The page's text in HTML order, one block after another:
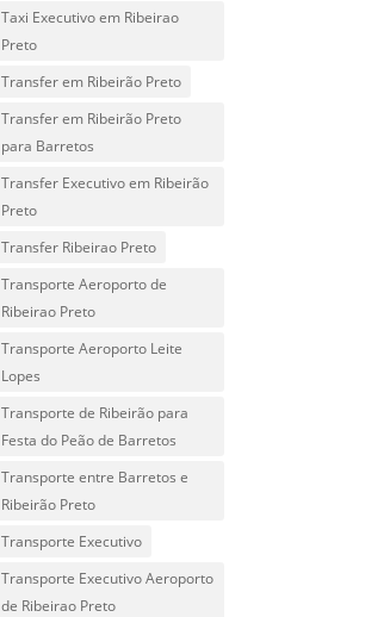
Taxi Executivo em Ribeirao
Preto
Transfer em Ribeirão Preto
Transfer em Ribeirão Preto
para Barretos
Transfer Executivo em Ribeirão
Preto
Transfer Ribeirao Preto
Transporte Aeroporto de
Ribeirao Preto
Transporte Aeroporto Leite
Lopes
Transporte de Ribeirão para
Festa do Peão de Barretos
Transporte entre Barretos e
Ribeirão Preto
Transporte Executivo
Transporte Executivo Aeroporto
de Ribeirao Preto